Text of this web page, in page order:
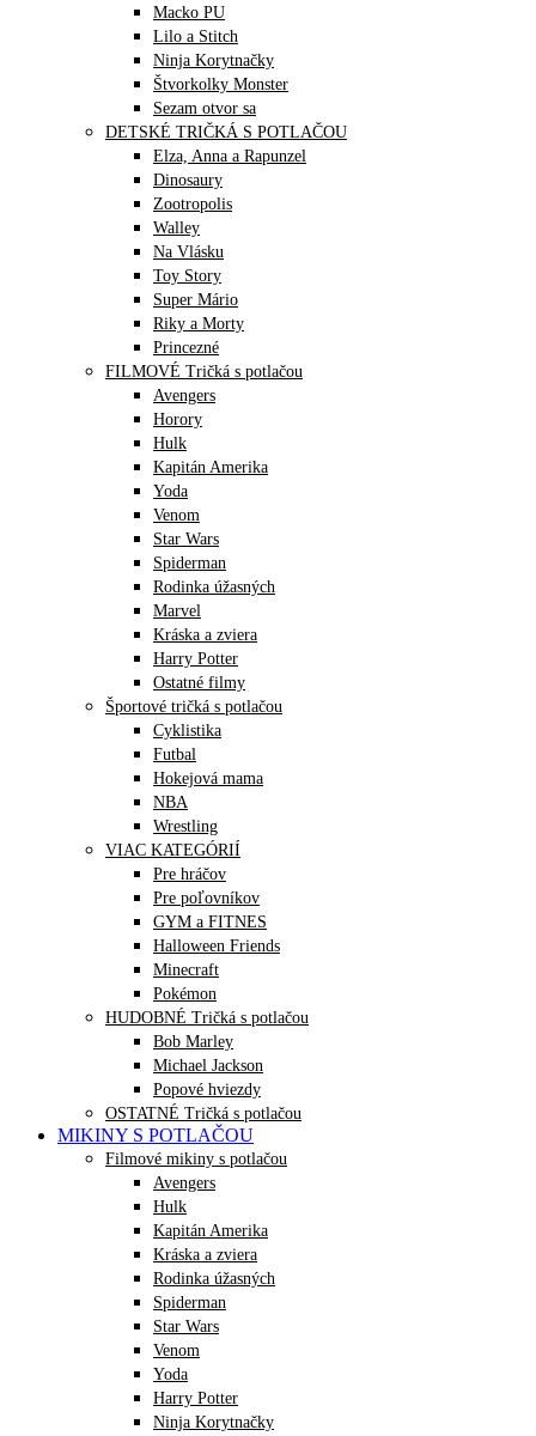
Macko PU
Lilo a Stitch
Ninja Korytnačky
Štvorkolky Monster
Sezam otvor sa
DETSKÉ TRIČKÁ S POTLAČOU
Elza, Anna a Rapunzel
Dinosaury
Zootropolis
Walley
Na Vlásku
Toy Story
Super Mário
Riky a Morty
Princezné
FILMOVÉ Tričká s potlačou
Avengers
Horory
Hulk
Kapitán Amerika
Yoda
Venom
Star Wars
Spiderman
Rodinka úžasných
Marvel
Kráska a zviera
Harry Potter
Ostatné filmy
Športové tričká s potlačou
Cyklistika
Futbal
Hokejová mama
NBA
Wrestling
VIAC KATEGÓRIÍ
Pre hráčov
Pre poľovníkov
GYM a FITNES
Halloween Friends
Minecraft
Pokémon
HUDOBNÉ Tričká s potlačou
Bob Marley
Michael Jackson
Popové hviezdy
OSTATNÉ Tričká s potlačou
MIKINY S POTLAČOU
Filmové mikiny s potlačou
Avengers
Hulk
Kapitán Amerika
Kráska a zviera
Rodinka úžasných
Spiderman
Star Wars
Venom
Yoda
Harry Potter
Ninja Korytnačky